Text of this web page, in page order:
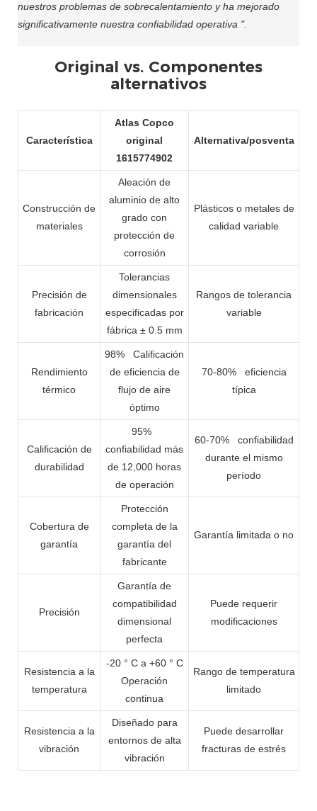
nuestros problemas de sobrecalentamiento y ha mejorado
significativamente nuestra confiabilidad operativa ".
Original vs. Componentes
alternativos
Característica
Atlas Copco
original
1615774902
Alternativa/posventa
Construcción de
materiales
Aleación de
aluminio de alto
grado con
protección de
corrosión
Plásticos o metales de
calidad variable
Precisión de
fabricación
Tolerancias
dimensionales
especificadas por
fábrica ± 0.5 mm
Rangos de tolerancia
variable
Rendimiento
térmico
98%
Calificación
de eficiencia de
flujo de aire
óptimo
70-80%
eficiencia
típica
Calificación de
durabilidad
95%
confiabilidad más
de 12,000 horas
de operación
60-70%
confiabilidad
durante el mismo
período
Cobertura de
garantía
Protección
completa de la
garantía del
fabricante
Garantía limitada o no
Precisión
Garantía de
compatibilidad
dimensional
perfecta
Puede requerir
modificaciones
Resistencia a la
temperatura
-20 ° C a +60 ° C
Operación
continua
Rango de temperatura
limitado
Resistencia a la
vibración
Diseñado para
entornos de alta
vibración
Puede desarrollar
fracturas de estrés